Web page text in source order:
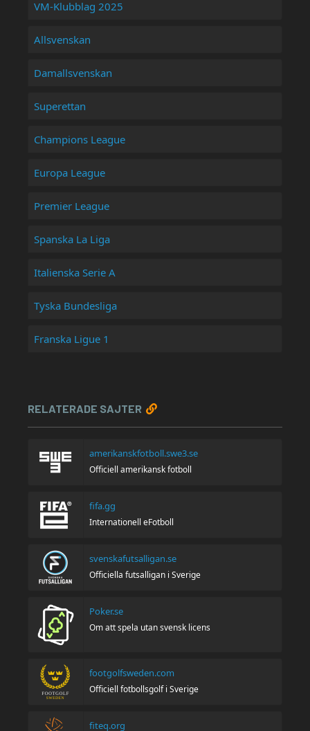
VM-Klubblag 2025
Allsvenskan
Damallsvenskan
Superettan
Champions League
Europa League
Premier League
Spanska La Liga
Italienska Serie A
Tyska Bundesliga
Franska Ligue 1
RELATERADE SAJTER
amerikanskfotboll.swe3.se
Officiell amerikansk fotboll
fifa.gg
Internationell eFotboll
svenskafutsalligan.se
Officiella futsalligan i Sverige
Poker.se
Om att spela utan svensk licens
footgolfsweden.com
Officiell fotbollsgolf i Sverige
fiteq.org